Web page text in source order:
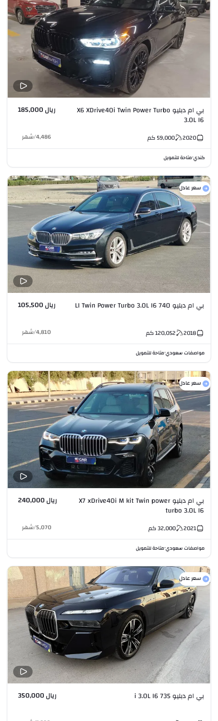
بي ام دبليو X6 XDrive40i Twin Power Turbo
3.0L I6
ريال 185,000
2020
59,000كم 4,486
/شهر
كندي•متاحة للتمويل
سعر عادل
بي ام دبليو 740 LI Twin Power Turbo 3.0L I6 ريال 105,500
2018
120,052كم 4,810
/شهر
مواصفات سعودي•متاحة للتمويل
سعر عادل
بي ام دبليو X7 xDrive40i M kit Twin power
turbo 3.0L I6
ريال 240,000
2021
32,000كم 5,070
/شهر
مواصفات سعودي•متاحة للتمويل
سعر عادل
بي ام دبليو 735 i 3.0L I6 ريال 350,000